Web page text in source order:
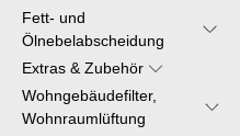
Fett- und
Ölnebelabscheidung
Extras & Zubehör
Wohngebäudefilter,
Wohnraumlüftung